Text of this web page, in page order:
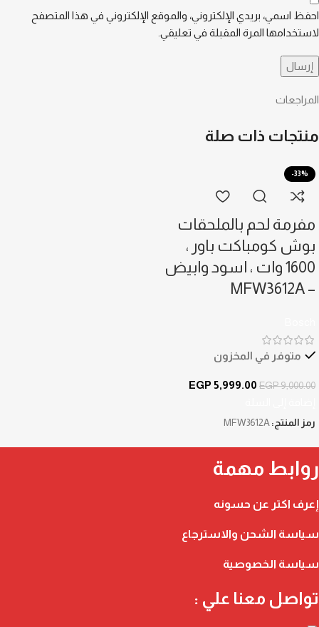
احفظ اسمي، بريدي الإلكتروني، والموقع الإلكتروني في هذا المتصفح
لاستخدامها المرة المقبلة في تعليقي.
المراجعات
منتجات ذات صلة
-33%
مفرمة لحم بالملحقات
بوش كومباكت باور ،
1600 وات ، اسود وابيض
– MFW3612A
متوفر في المخزون
EGP9,000.00
EGP 5,999.00
رمز المنتج: MFW3612A
روابط مهمة
إعرف اكتر عن حسونه
سياسة الشحن والاسترجاع
سياسة الخصوصية
تواصل معنا علي :